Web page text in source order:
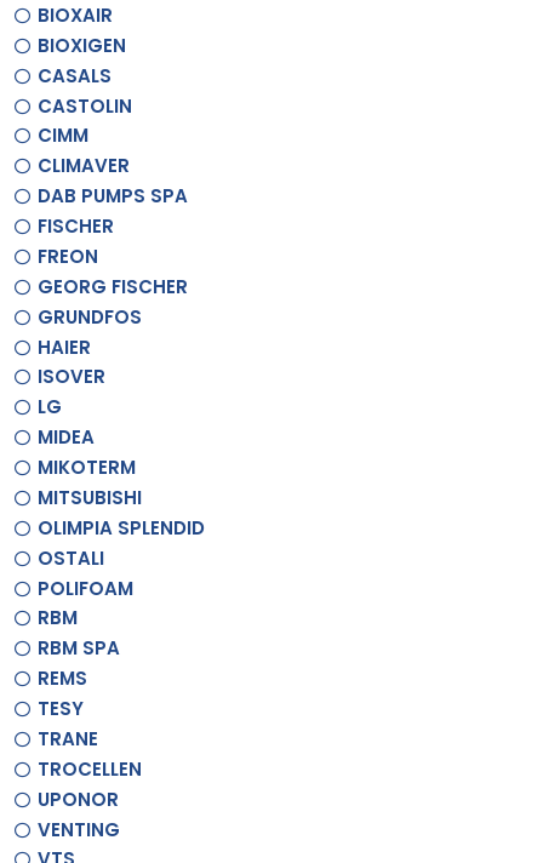
BIOXAIR
BIOXIGEN
CASALS
CASTOLIN
CIMM
CLIMAVER
DAB PUMPS SPA
FISCHER
FREON
GEORG FISCHER
GRUNDFOS
HAIER
ISOVER
LG
MIDEA
MIKOTERM
MITSUBISHI
OLIMPIA SPLENDID
OSTALI
POLIFOAM
RBM
RBM SPA
REMS
TESY
TRANE
TROCELLEN
UPONOR
VENTING